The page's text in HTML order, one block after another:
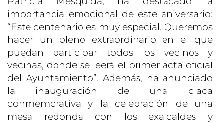
importancia emocional de este aniversario:
“Este centenario es muy especial. Queremos
hacer un pleno extraordinario en el que
puedan participar todos los vecinos y
vecinas, donde se leerá el primer acta oficial
del Ayuntamiento”. Además, ha anunciado
la inauguración de una placa
conmemorativa y la celebración de una
mesa redonda con los exalcaldes y